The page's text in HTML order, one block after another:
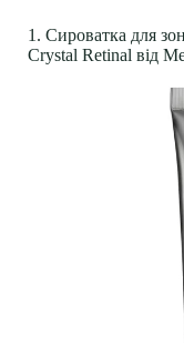
1. Сироватка для
Crystal Retinal від